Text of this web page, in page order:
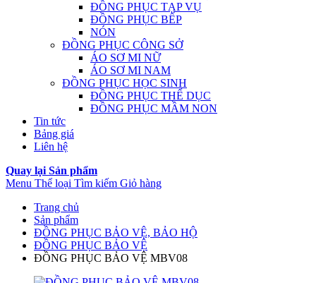
ĐỒNG PHỤC TẠP VỤ
ĐỒNG PHỤC BẾP
NÓN
ĐỒNG PHỤC CÔNG SỞ
ÁO SƠ MI NỮ
ÁO SƠ MI NAM
ĐỒNG PHỤC HỌC SINH
ĐỒNG PHỤC THỂ DỤC
ĐỒNG PHỤC MẦM NON
Tin tức
Bảng giá
Liên hệ
Quay lại Sản phẩm
Menu Thể loại Tìm kiếm Giỏ hàng
Trang chủ
Sản phẩm
ĐỒNG PHỤC BẢO VỆ, BẢO HỘ
ĐỒNG PHỤC BẢO VỆ
ĐỒNG PHỤC BẢO VỆ MBV08